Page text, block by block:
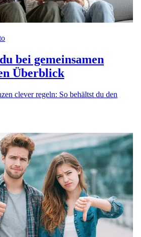
bei gemeinsamen
Überblick
clever regeln: So behältst du den